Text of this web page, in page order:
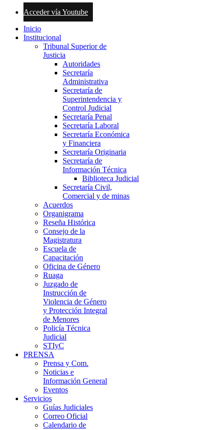
Acceder vía Youtube
Inicio
Institucional
Tribunal Superior de
Justicia
Autoridades
Secretaría
Administrativa
Secretaría de
Superintendencia y
Control Judicial
Secretaría Penal
Secretaría Laboral
Secretaría Económica
y Financiera
Secretaría Originaria
Secretaría de
Información Técnica
Biblioteca Judicial
Secretaría Civil,
Comercial y de minas
Acuerdos
Organigrama
Reseña Histórica
Consejo de la
Magistratura
Escuela de
Capacitación
Oficina de Género
Ruaga
Juzgado de
Instrucción de
Violencia de Género
y Protección Integral
de Menores
Policía Técnica
Judicial
STIyC
PRENSA
Prensa y Com.
Noticias e
Información General
Eventos
Servicios
Guías Judiciales
Correo Oficial
Calendario de